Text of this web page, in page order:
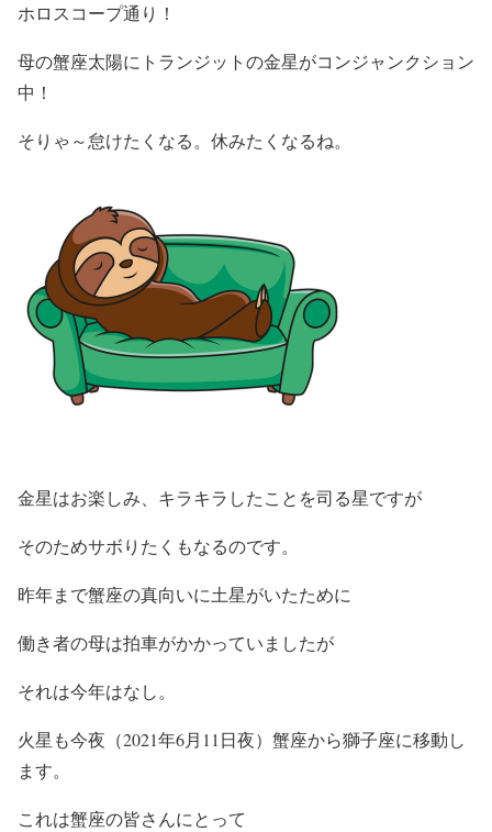
ホロスコープ通り！
母の蟹座太陽にトランジットの金星がコンジャンクション
中！
そりゃ～怠けたくなる。休みたくなるね。
金星はお楽しみ、キラキラしたことを司る星ですが
そのためサボりたくもなるのです。
昨年まで蟹座の真向いに土星がいたために
働き者の母は拍車がかかっていましたが
それは今年はなし。
火星も今夜（2021年6月11日夜）蟹座から獅子座に移動し
ます。
これは蟹座の皆さんにとって